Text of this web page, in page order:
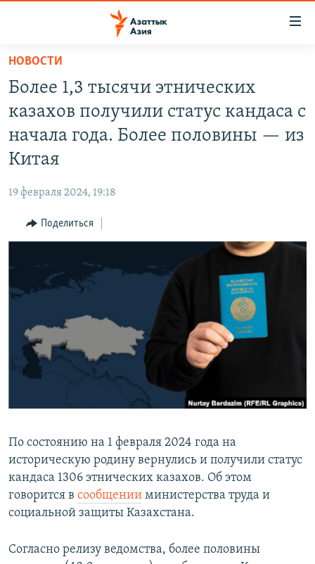
Вернуться
основному
содержанию
главной
Вернутся
поиску
ВОЙНА В УКРАИНЕ
НА ДРУГИХ ЯЗЫКАХ
КЫРГЫЗЧА
ЎЗБЕКЧА
TÜRKMENÇE
ПОДПИШИТЕСЬ НА НАС В СОЦСЕТЯХ
НОВОСТИ
Более 1,3 тысячи этнических
казахов получили статус кандаса с
начала года. Более половины — из
Китая
19 февраля 2024, 19:18
Поделиться
По состоянию на 1 февраля 2024 года на
историческую родину вернулись и получили статус
кандаса 1306 этнических казахов. Об этом
говорится в сообщении министерства труда и
социальной защиты Казахстана.
Согласно релизу ведомства, более половины